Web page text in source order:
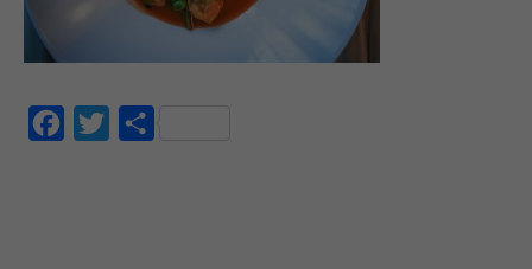
FacebookTwitter